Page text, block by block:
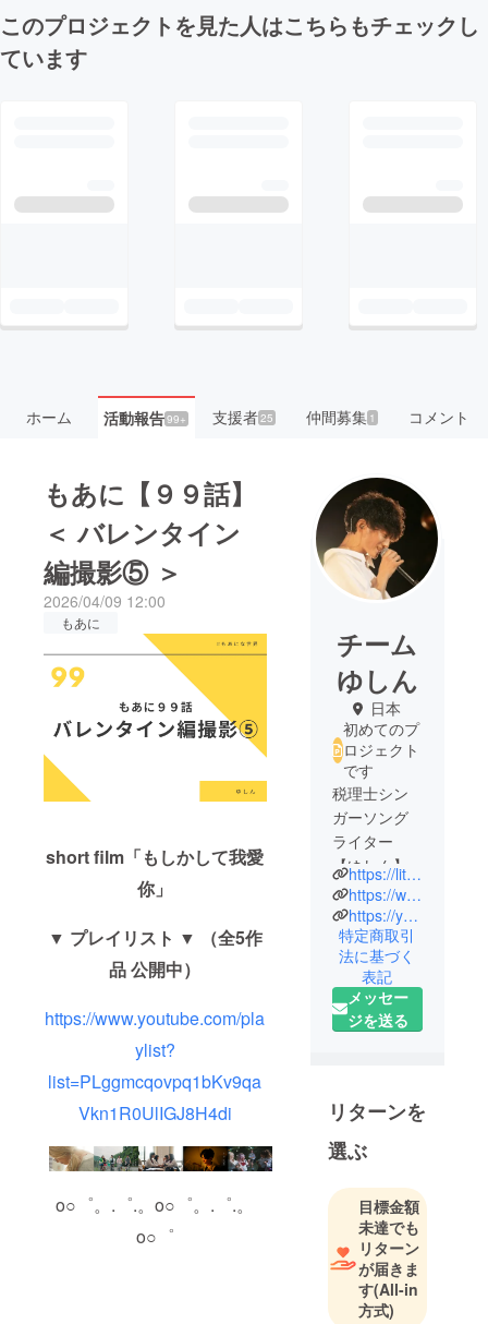
このプロジェクトを見た人はこちらもチェックし
ています
ホーム 活動報告99+ 支援者 25 仲間募集 1 コメント
もあに【９９話】
＜ バレンタイン
編撮影⑤ ＞
2026/04/09 12:00
もあに
short film「もしかして我愛
你」
▼ プレイリスト ▼ （全5作
品 公開中）
https://www.youtube.com/pla
ylist?
list=PLggmcqovpq1bKv9qa
Vkn1R0UlIGJ8H4di
o○゜。.゜.。o○゜。.゜.。
o○゜
チーム
ゆしん
日本
初めてのプ
ロジェクト
です
税理士シン
ガーソング
ライター
【ゆしん】https://lit.link/16yushin
https://www.youtube.com/playlist?list=PLggmcqovpq1YT0pSh_TZOa1MFgIZrXM5m
https://yu-shi-n.com
特定商取引
法に基づく
表記
メッセー
ジを送る
リターンを
選ぶ
目標金額
未達でも
リターン
が届きま
す(All-in
方式)